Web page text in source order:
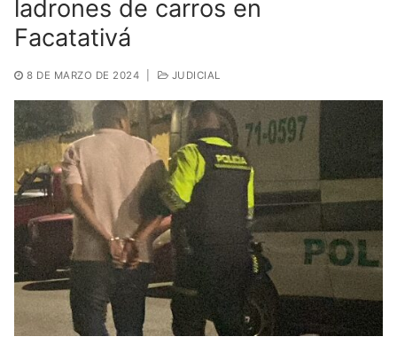
ladrones de carros en
Facatativá
8 DE MARZO DE 2024 JUDICIAL